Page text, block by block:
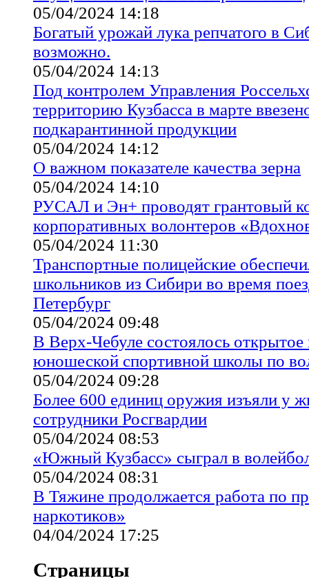
05/04/2024 14:18
Богатый урожай лука репчатого в
возможно.
05/04/2024 14:13
Под контролем Управления
территорию Кузбасса в марте
подкарантинной продукции
05/04/2024 14:12
О важном показателе качества зерна
05/04/2024 14:10
РУСАЛ и Эн+ проводят грантовый
корпоративных волонтеров
05/04/2024 11:30
Транспортные полицейские
школьников из Сибири во время
Петербург
05/04/2024 09:48
В Верх-Чебуле состоялось открытое
юношеской спортивной школы по
05/04/2024 09:28
Более 600 единиц оружия изъяли у
сотрудники Росгвардии
05/04/2024 08:53
«Южный Кузбасс» сыграл в
05/04/2024 08:31
В Тяжине продолжается работа по
наркотиков»
04/04/2024 17:25
Страницы